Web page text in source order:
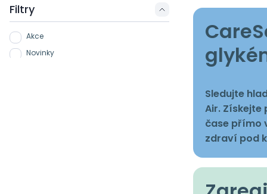
Filtry
Akce
Novinky
Sledujte
Air. Získejte
čase přímo
zdraví pod